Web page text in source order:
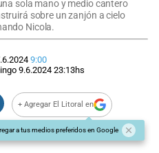
sola mano y medio cantero
sobre un zanjón a cielo
Nicola.
9:00
9.6.202423:13hs
+ Agregar El Litoral en
a tus medios preferidos en Google